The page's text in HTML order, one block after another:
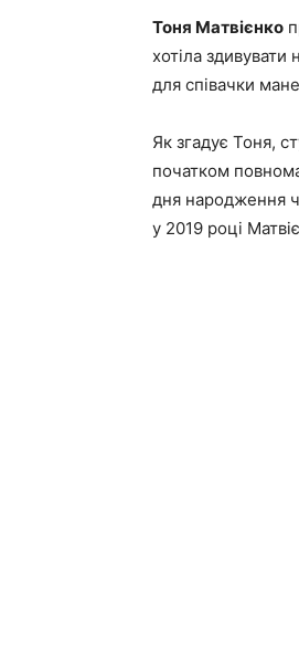
Тоня Матвієнко
хотіла здивувати
для співачки
Як згадує Тоня,
початком
дня народження
у 2019 році